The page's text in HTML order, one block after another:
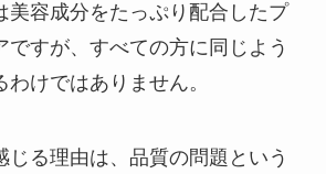
美容成分をたっぷり配合したプ
ですが、すべての方に同じよう
けではありません。
じる理由は、品質の問題という